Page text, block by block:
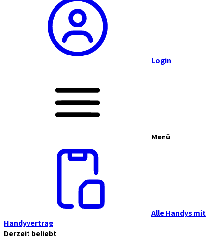
Login
Menü
Alle Handys mit
Handyvertrag
Derzeit beliebt